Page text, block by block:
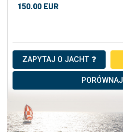
150.00 EUR
ZAPYTAJ O JACHT
PORÓWNAJ